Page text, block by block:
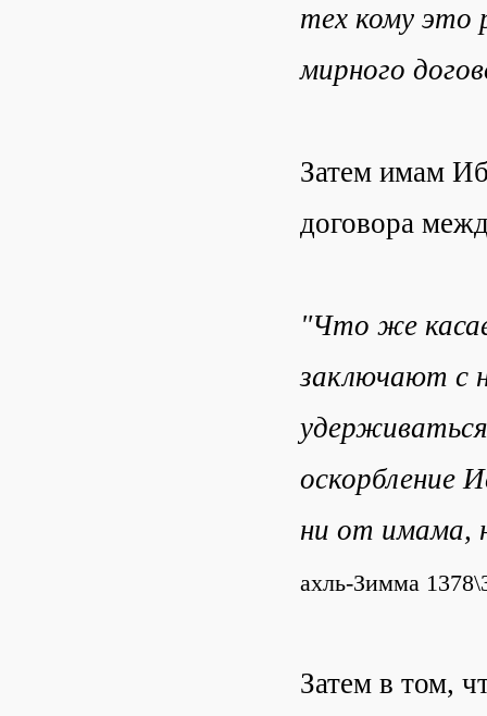
тех кому это
мирного
Затем имам
договора
"Что же
заключают с
оскорбление
ни от имама,
ахль-Зимма
Затем в том,